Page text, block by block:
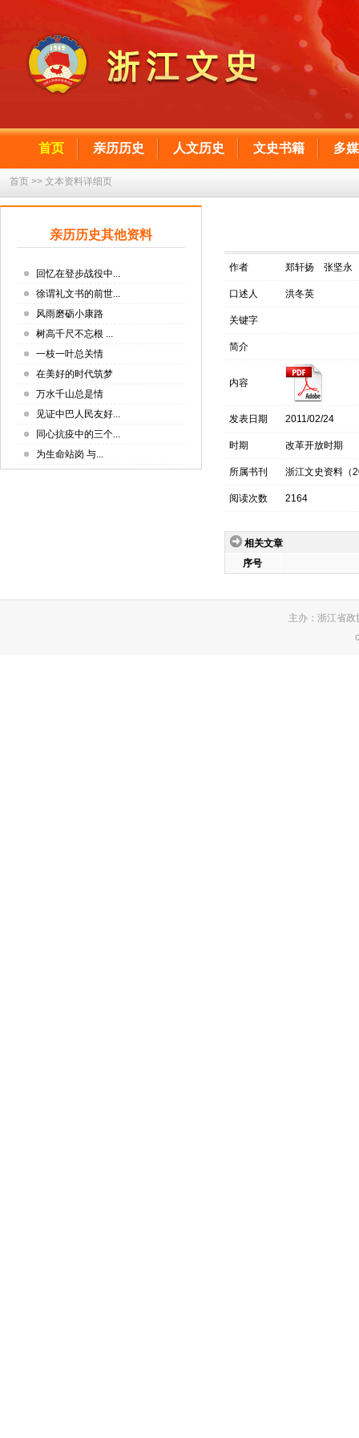
首页 亲历历史 人文历史 文史书籍 多
首页 >> 文本资料详细页
亲历历史其他资料
回忆在登步战役中...
徐谓礼文书的前世...
风雨磨砺小康路
树高千尺不忘根 ...
一枝一叶总关情
在美好的时代筑梦
万水千山总是情
见证中巴人民友好...
同心抗疫中的三个...
为生命站岗 与...
作者 郑轩扬 张坚永
口述人 洪冬英
关键字
简介
内容
发表日期 2011/02/24
时期 改革开放时期
所属书刊 浙江文史资料（
阅读次数 2164
相关文章
序号
主办：浙江省